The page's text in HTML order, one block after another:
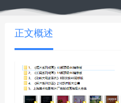
当前位置：壹圆玖玖资源 >上海美术电影
正文概述